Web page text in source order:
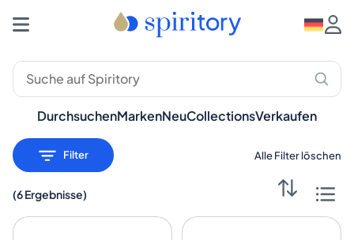
DurchsuchenMarkenNeuCollectionsVerkaufen
Filter Alle Filter löschen
(6 Ergebnisse)
Premium-Spirituosen: Whisky, Rum, Gin – Spiritory